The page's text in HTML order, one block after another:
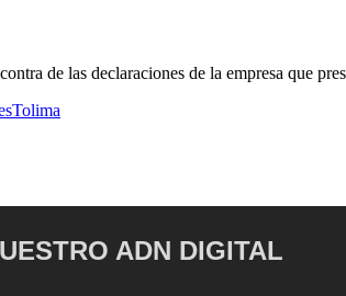
de las declaraciones de la empresa que
Tolima
ADN DIGITAL